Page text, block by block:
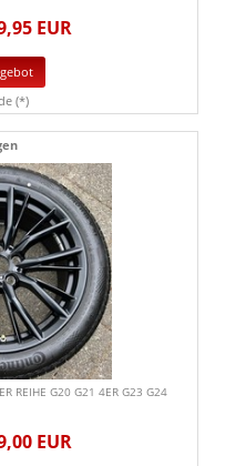
EUR
(*)
REIHE G20 G21 4ER G23 G24
EUR